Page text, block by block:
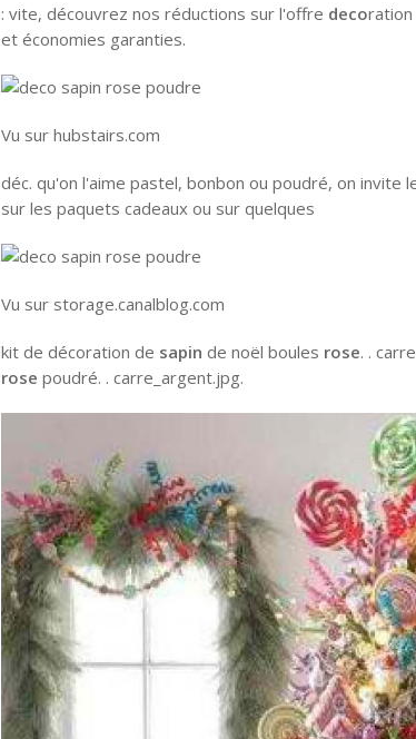
: vite, découvrez nos réductions sur l'offre decoration
et économies garanties.
Vu sur hubstairs.com
déc. qu'on l'aime pastel, bonbon ou poudré, on invite
sur les paquets cadeaux ou sur quelques
Vu sur storage.canalblog.com
kit de décoration de sapin de noël boules rose. . carre
rose poudré. . carre_argent.jpg.